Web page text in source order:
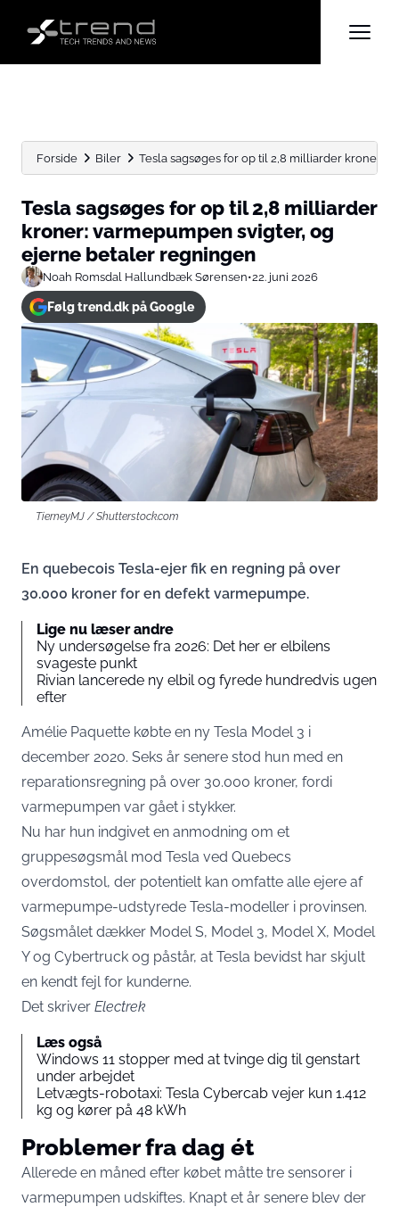
Forside Biler Tesla sagsøges for op til 2,8 milliarder kroner:
Tesla sagsøges for op til 2,8 milliarder
kroner: varmepumpen svigter, og
ejerne betaler regningen
Noah Romsdal Hallundbæk Sørensen•22. juni 2026
Følg trend.dk på Google
TierneyMJ / Shutterstock.com
En quebecois Tesla-ejer fik en regning på over
30.000 kroner for en defekt varmepumpe.
Lige nu læser andre
Ny undersøgelse fra 2026: Det her er elbilens
svageste punkt
Rivian lancerede ny elbil og fyrede hundredvis ugen
efter
Amélie Paquette købte en ny Tesla Model 3 i
december 2020. Seks år senere stod hun med en
reparationsregning på over 30.000 kroner, fordi
varmepumpen var gået i stykker.
Nu har hun indgivet en anmodning om et
gruppesøgsmål mod Tesla ved Quebecs
overdomstol, der potentielt kan omfatte alle ejere af
varmepumpe-udstyrede Tesla-modeller i provinsen.
Søgsmålet dækker Model S, Model 3, Model X, Model
Y og Cybertruck og påstår, at Tesla bevidst har skjult
en kendt fejl for kunderne.
Det skriver Electrek
Læs også
Windows 11 stopper med at tvinge dig til genstart
under arbejdet
Letvægts-robotaxi: Tesla Cybercab vejer kun 1.412
kg og kører på 48 kWh
Problemer fra dag ét
Allerede en måned efter købet måtte tre sensorer i
varmepumpen udskiftes. Knapt et år senere blev der